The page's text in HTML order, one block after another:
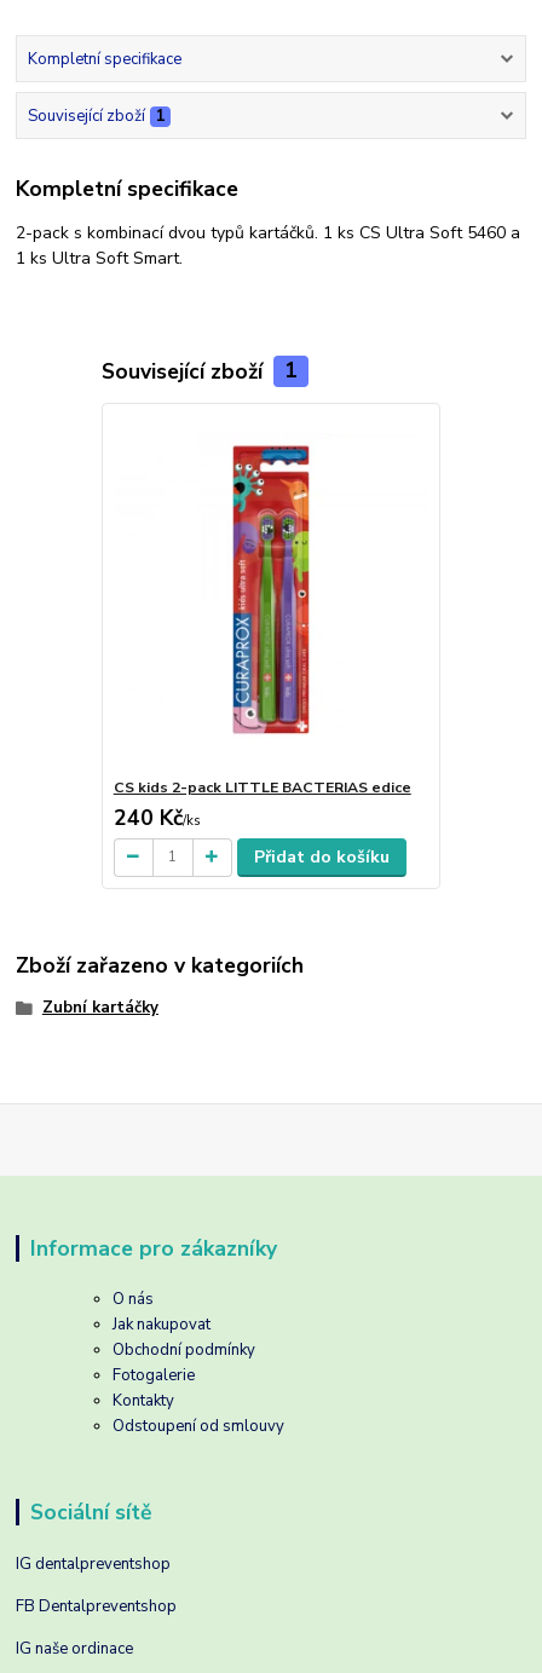
Kompletní specifikace
Související zboží 1
Kompletní specifikace
2-pack s kombinací dvou typů kartáčků. 1 ks CS Ultra Soft 5460 a
1 ks Ultra Soft Smart.
Související zboží 1
CS kids 2-pack LITTLE BACTERIAS edice
240 Kč/ks
Přidat do košíku
Zboží zařazeno v kategoriích
Zubní kartáčky
Informace pro zákazníky
O nás
Jak nakupovat
Obchodní podmínky
Fotogalerie
Kontakty
Odstoupení od smlouvy
Sociální sítě
IG dentalpreventshop
FB Dentalpreventshop
IG naše ordinace